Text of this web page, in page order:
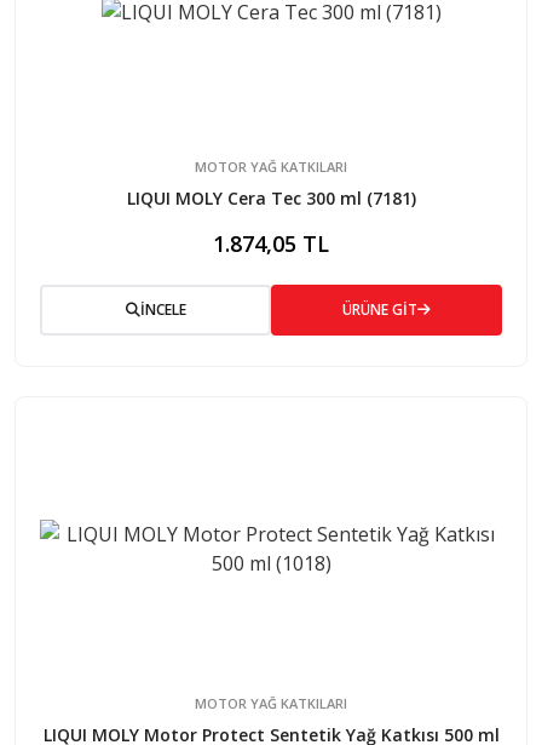
MOTOR YAĞ KATKILARI
LIQUI MOLY Cera Tec 300 ml (7181)
1.874,05 TL
İNCELE ÜRÜNE GİT
MOTOR YAĞ KATKILARI
LIQUI MOLY Motor Protect Sentetik Yağ Katkısı 500 ml